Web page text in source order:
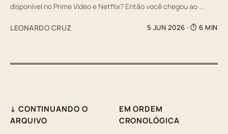
disponível no Prime Video e Netflix? Então você chegou ao …
LEONARDO CRUZ 5 JUN 2026 · ⏱ 6 MIN
↓ CONTINUANDO O
ARQUIVO
EM ORDEM
CRONOLÓGICA